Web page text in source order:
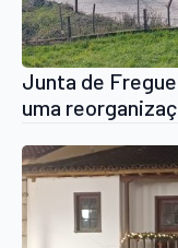
Junta de
uma